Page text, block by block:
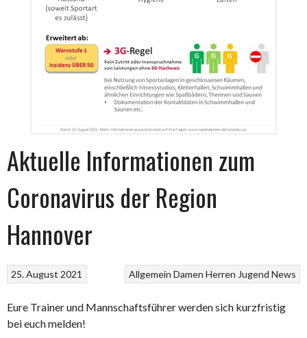
Aktuelle Informationen zum
Coronavirus der Region
Hannover
Allgemein Damen Herren Jugend News
25. August 2021
Eure Trainer und Mannschaftsführer werden sich kurzfristig
bei euch melden!